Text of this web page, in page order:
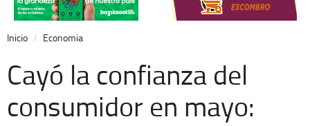
Nacional
Opinión
Cronos
Economía
Inicio Economia
Cayó la confianza del
consumidor en mayo: